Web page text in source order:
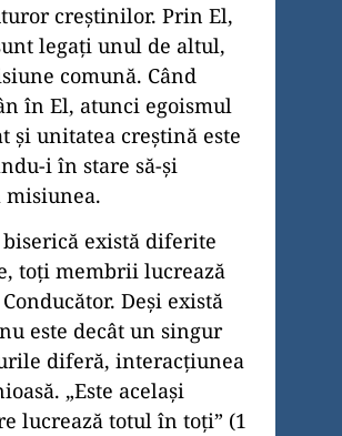
creştinilor. Prin El,
legaţi unul de altul,
comună. Când
în El, atunci egoismul
şi unitatea creştină este
i în stare să-şi
există diferite
toţi mem­brii lucrează
Deşi există
este decât un singur
diferă, interacţiunea
„Este acelaşi
lucrează totul în toţi” (1